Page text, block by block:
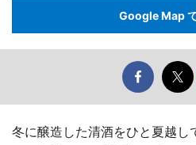
Google Map
冬に醸造した清酒をひと夏越し